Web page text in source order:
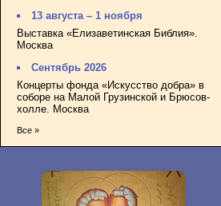
13 августа – 1 ноября
Выставка «Елизаветинская Библия».
Москва
Сентябрь 2026
Концерты фонда «Искусство добра» в
соборе на Малой Грузинской и Брюсов-
холле. Москва
Все »